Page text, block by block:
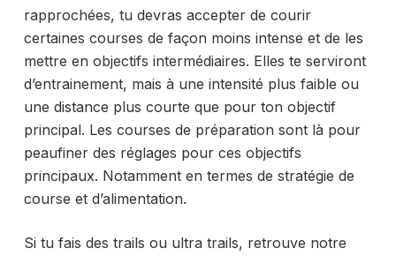
rapprochées, tu devras accepter de courir
certaines courses de façon moins intense et de les
mettre en objectifs intermédiaires. Elles te serviront
d’entrainement, mais à une intensité plus faible ou
une distance plus courte que pour ton objectif
principal. Les courses de préparation sont là pour
peaufiner des réglages pour ces objectifs
principaux. Notamment en termes de stratégie de
course et d’alimentation.
Si tu fais des trails ou ultra trails, retrouve notre